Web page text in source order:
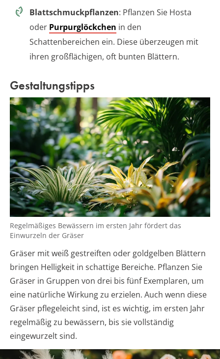
Blattschmuckpflanzen: Pflanzen Sie Hosta
oder Purpurglöckchen in den
Schattenbereichen ein. Diese überzeugen mit
ihren großflächigen, oft bunten Blättern.
Gestaltungstipps
Regelmäßiges Bewässern im ersten Jahr fördert das
Einwurzeln der Gräser
Gräser mit weiß gestreiften oder goldgelben Blättern
bringen Helligkeit in schattige Bereiche. Pflanzen Sie
Gräser in Gruppen von drei bis fünf Exemplaren, um
eine natürliche Wirkung zu erzielen. Auch wenn diese
Gräser pflegeleicht sind, ist es wichtig, im ersten Jahr
regelmäßig zu bewässern, bis sie vollständig
eingewurzelt sind.